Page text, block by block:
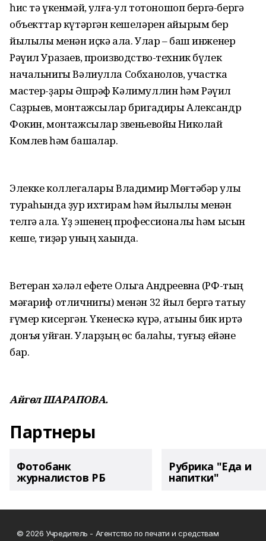
һис тә үкенмәй, ҡулға-ҡул тотоношоп бергә-бергә
объекттар күтәргән кешеләрен айырым бер
йылылыҡ менән иҫкә ала. Улар – баш инженер
Рәүил Уразаев, производство-техник бүлек
начальнигы Вәлиулла Собханҡолов, участка
мастер-ҙары Әшрәф Кәлимуллин һәм Рәүил
Саҙрыев, монтажсылар бригадиры Александр
Фокин, монтажсылар звеньевойы Николай
Комлев һәм башҡалар.
Элекке коллегалары Владимир Мөғтәбәр улы
тураһында ҙур ихтирам һәм йылылыҡ менән
телгә ала. Үҙ эшенең профессионалы һәм ысын
кеше, тиҙәр уның хаҡында.
Ветеран хәләл ефете Ольга Андреевна (РФ-тың
мәғариф отличнигы) менән 32 йыл бергә татыу
ғүмер кисергән. Үкенескә күрә, ҡатыны бик иртә
донъя ҡуйған. Уларҙың өс балаһы, туғыҙ ейәне
бар.
Айгөл ШАРАПОВА.
Партнеры
Фотобанк
журналистов РБ
Рубрика "Еда и
напитки"
© 2026 Учредитель - Агентство по печати и средствам